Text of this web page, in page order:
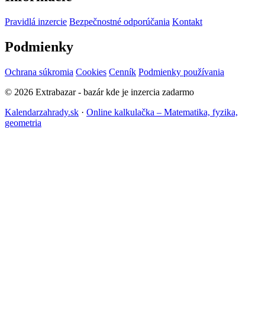
Pravidlá inzercie Bezpečnostné odporúčania Kontakt
Podmienky
Ochrana súkromia Cookies Cenník Podmienky používania
© 2026 Extrabazar - bazár kde je inzercia zadarmo
Kalendarzahrady.sk · Online kalkulačka – Matematika, fyzika,
geometria